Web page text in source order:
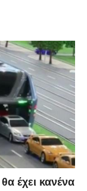
έχει κανένα